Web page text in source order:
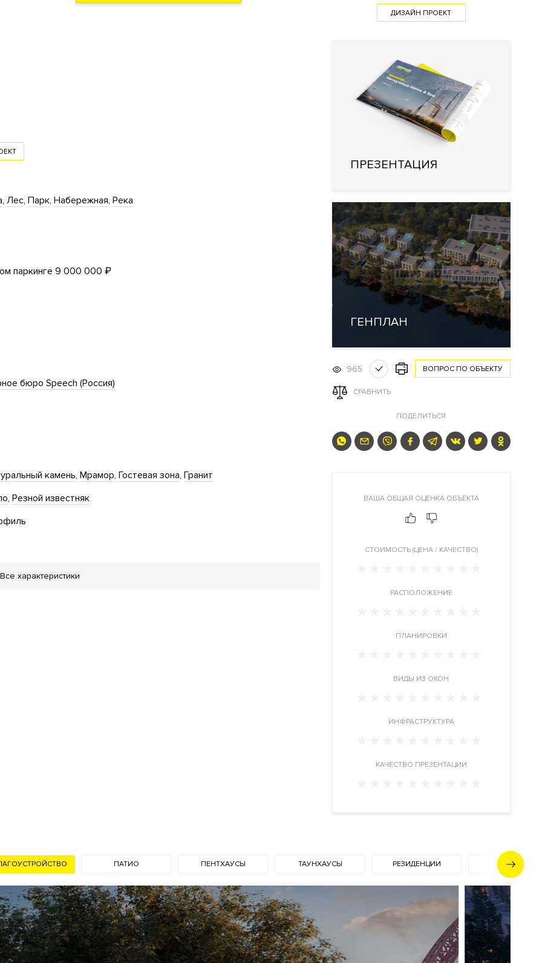
Лес Парк Набережная Река
паркинге 9 000 000 ₽
бюро Speech (Россия)
камень Мрамор Гостевая зона Гранит
Резной известняк
Фильтр очистки воды Система охранно-пожарной сигнализации
воздуха типа VRF (Variable Refrigerant Volume)
Все характеристики
ДИЗАЙН ПРОЕКТ
ПРЕЗЕНТАЦИЯ
ГЕНПЛАН
965 ВОПРОС ПО ОБЪЕКТУ
СРАВНИТЬ
ПОДЕЛИТЬСЯ
ВАША ОБЩАЯ ОЦЕНКА ОБЪЕКТА
CТОИМОСТЬ (ЦЕНА / КАЧЕСТВО)
РАСПОЛОЖЕНИЕ
ПЛАНИРОВКИ
ВИДЫ ИЗ ОКОН
ИНФРАСТРУКТУРА
КАЧЕСТВО ПРЕЗЕНТАЦИИ
ПАТИО ПЕНТХАУСЫ ТАУНХАУСЫ РЕЗИДЕНЦИИ ФАСАД